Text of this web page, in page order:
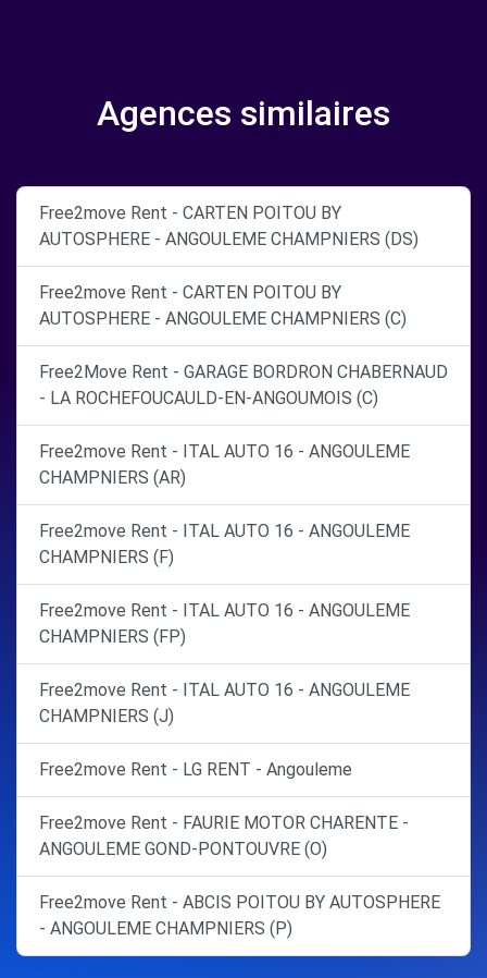
Agences similaires
Free2move Rent - CARTEN POITOU BY
AUTOSPHERE - ANGOULEME CHAMPNIERS (DS)
Free2move Rent - CARTEN POITOU BY
AUTOSPHERE - ANGOULEME CHAMPNIERS (C)
Free2Move Rent - GARAGE BORDRON CHABERNAUD
- LA ROCHEFOUCAULD-EN-ANGOUMOIS (C)
Free2move Rent - ITAL AUTO 16 - ANGOULEME
CHAMPNIERS (AR)
Free2move Rent - ITAL AUTO 16 - ANGOULEME
CHAMPNIERS (F)
Free2move Rent - ITAL AUTO 16 - ANGOULEME
CHAMPNIERS (FP)
Free2move Rent - ITAL AUTO 16 - ANGOULEME
CHAMPNIERS (J)
Free2move Rent - LG RENT - Angouleme
Free2move Rent - FAURIE MOTOR CHARENTE -
ANGOULEME GOND-PONTOUVRE (O)
Free2move Rent - ABCIS POITOU BY AUTOSPHERE
- ANGOULEME CHAMPNIERS (P)